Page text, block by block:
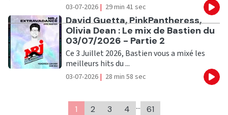
03-07-2026 | 29 min 41 sec
Ecouter
David Guetta, PinkPantheress,
Olivia Dean : Le mix de Bastien du
03/07/2026 - Partie 2
Ce 3 Juillet 2026, Bastien vous a mixé les
meilleurs hits du ...
03-07-2026 | 28 min 58 sec
1 2 3 4 … 61